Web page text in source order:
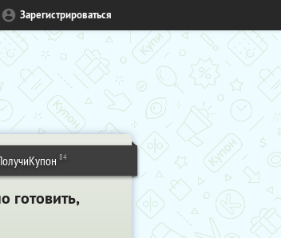
Зарегистрироваться
84
готовить,